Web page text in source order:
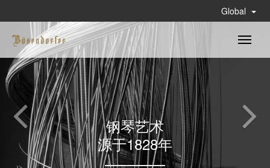
Global
Toggle
钢琴艺术
源于1828年